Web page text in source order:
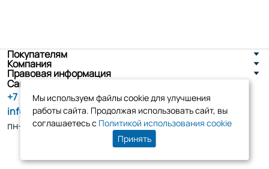
Покупателям
Компания
Правовая информация
Санкт-Петербург, ул. Новоселов д. 8
+7 (800) 555-86-90
info@tk-elko.ru
пн-пт, 10:00 - 18:00
Мы используем файлы cookie для улучшения
работы сайта. Продолжая использовать сайт, вы
соглашаетесь с Политикой использования cookie
Принять